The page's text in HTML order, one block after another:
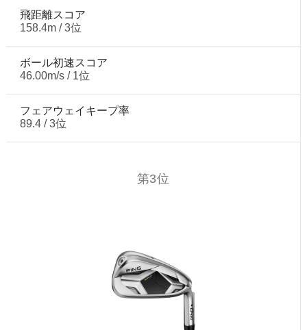
飛距離スコア
158.4m / 3位
ボール初速スコア
46.00m/s / 1位
フェアウェイキープ率
89.4 / 3位
第3位